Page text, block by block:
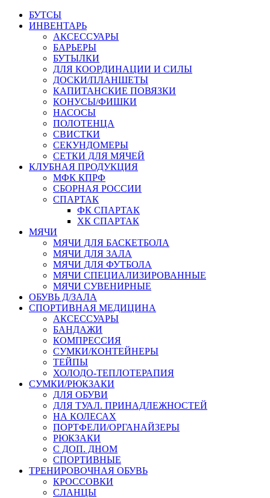
БУТСЫ
ИНВЕНТАРЬ
АКСЕССУАРЫ
БАРЬЕРЫ
БУТЫЛКИ
ДЛЯ КООРДИНАЦИИ И СИЛЫ
ДОСКИ/ПЛАНШЕТЫ
КАПИТАНСКИЕ ПОВЯЗКИ
КОНУСЫ/ФИШКИ
НАСОСЫ
ПОЛОТЕНЦА
СВИСТКИ
СЕКУНДОМЕРЫ
СЕТКИ ДЛЯ МЯЧЕЙ
КЛУБНАЯ ПРОДУКЦИЯ
МФК КПРФ
СБОРНАЯ РОССИИ
СПАРТАК
ФК СПАРТАК
ХК СПАРТАК
МЯЧИ
МЯЧИ ДЛЯ БАСКЕТБОЛА
МЯЧИ ДЛЯ ЗАЛА
МЯЧИ ДЛЯ ФУТБОЛА
МЯЧИ СПЕЦИАЛИЗИРОВАННЫЕ
МЯЧИ СУВЕНИРНЫЕ
ОБУВЬ Д/ЗАЛА
СПОРТИВНАЯ МЕДИЦИНА
АКСЕССУАРЫ
БАНДАЖИ
КОМПРЕССИЯ
СУМКИ/КОНТЕЙНЕРЫ
ТЕЙПЫ
ХОЛОДО-ТЕПЛОТЕРАПИЯ
СУМКИ/РЮКЗАКИ
ДЛЯ ОБУВИ
ДЛЯ ТУАЛ. ПРИНАДЛЕЖНОСТЕЙ
НА КОЛЕСАХ
ПОРТФЕЛИ/ОРГАНАЙЗЕРЫ
РЮКЗАКИ
С ДОП. ДНОМ
СПОРТИВНЫЕ
ТРЕНИРОВОЧНАЯ ОБУВЬ
КРОССОВКИ
СЛАНЦЫ